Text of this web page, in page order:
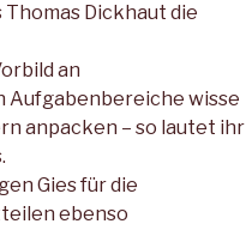
Dickhaut die
an
Aufgabenbereiche wisse
anpacken – so lautet ihr
Gies für die
ebenso